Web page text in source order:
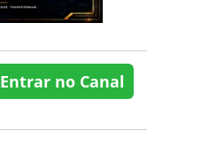
Entrar no Canal